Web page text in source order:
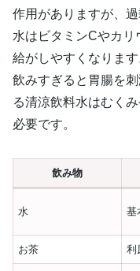
作用がありますが、
水はビタミンCやカ
給がしやすくなりま
飲みすぎると胃腸を
る清涼飲料水はむく
必要です。
飲み物
水 基
お茶 利